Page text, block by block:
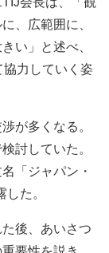
、広範囲に、
い」と述べ、
協力していく姿
が多くなる。
討していた。
「ジャパン・
た。
後、あいさつ